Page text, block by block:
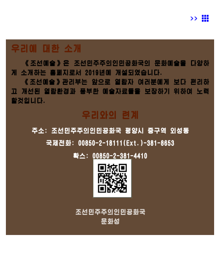
>>
우리에 대한 소개
《조선예술》은 조선민주주의인민공화국의 문화예술을 다양하
게 소개하는 홈페지로서 2019년에 개설되였습니다.
《조선예술》관리부는 앞으로 열람자 여러분에게 보다 편리하
고 개선된 열람환경과 풍부한 예술자료들을 보장하기 위하여 노력
할것입니다.
우리와의 련계
주소: 조선민주주의인민공화국 평양시 중구역 외성동
국제전화: 00850-2-18111(Ext.)-381-8653
확스: 00850-2-381-4410
조선민주주의인민공화국
문화성